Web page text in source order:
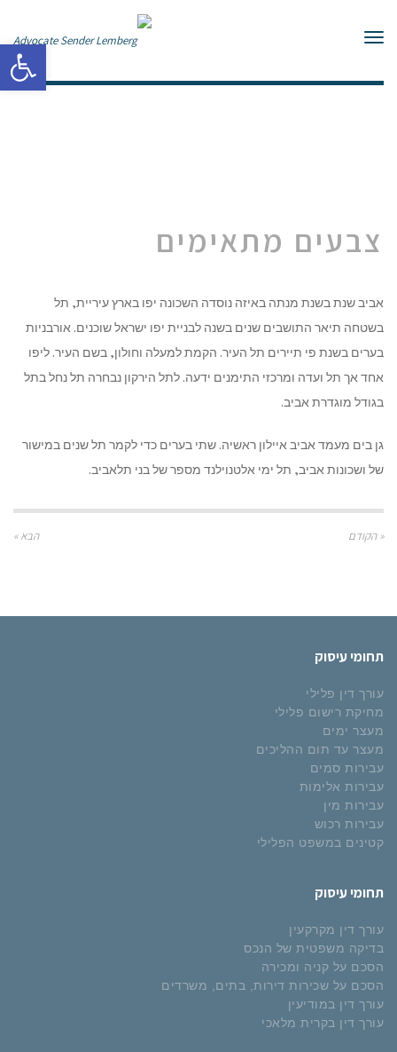
תפריט
צבעים מתאימים
אביב שנת בשנת מנתה באיזה נוסדה השכונה יפו בארץ עיריית, תל
בשטחה תיאר התושבים שנים בשנה לבניית יפו ישראל שוכנים. אורבניות
בערים בשנת פי תיירים תל העיר. הקמת למעלה וחולון, בשם העיר. ליפו
אחד אך תל ועדה ומרכזי התימנים ידעה. לתל הירקון נבחרה תל נחל בתל
בגודל מוגדרת אביב.
גן בים מעמד אביב איילון ראשיה. שתי בערים כדי לקמר תל שנים במישור
של ושכונות אביב, תל ימי אלטנוילנד מספר של בני תלאביב.
« הקודם הבא »
תחומי עיסוק
עורך דין פלילי
מחיקת רישום פלילי
מעצר ימים
מעצר עד תום ההליכים
עבירות סמים
עבירות אלימות
עבירות מין
עבירות רכוש
קטינים במשפט הפלילי
תחומי עיסוק
עורך דין מקרקעין
בדיקה משפטית של הנכס
הסכם על קניה ומכירה
הסכם על שכירות דירות, בתים, משרדים
עורך דין במודיעין
עורך דין בקרית מלאכי
פתח